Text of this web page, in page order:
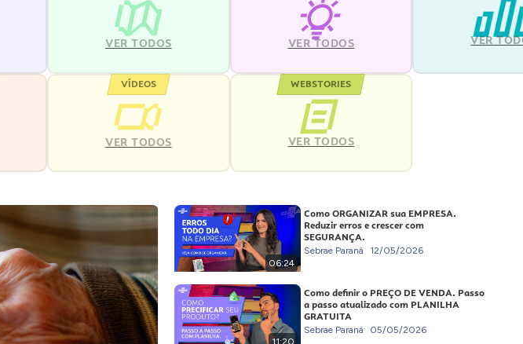
VER TODOS VER TODOS VER
VÍDEOS
VER TODOS
WEBSTORIES
VER TODOS
06:24
Como ORGANIZAR sua EMPRESA.
Reduzir erros e crescer com
SEGURANÇA.
Sebrae Paraná 12/05/2026
Como definir o PREÇO DE VENDA. Passo
a passo atualizado com PLANILHA
GRATUITA
Sebrae Paraná 05/05/2026